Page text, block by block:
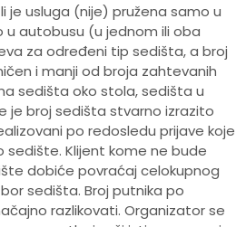
je usluga (nije) pružena samo u
u autobusu (u jednom ili oba
za određeni tip sedišta, a broj
i manji od broja zahtevanih
sedišta oko stola, sedišta u
je broj sedišta stvarno izrazito
po redosledu prijave koje
sedište. Klijent kome ne bude
dobiće povraćaj celokupnog
sedišta. Broj putnika po
razlikovati. Organizator se